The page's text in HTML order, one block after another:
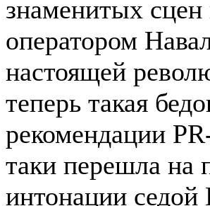
знаменитых
оператором
настоящей
теперь такая
рекомендации
таки перешла на
интонации